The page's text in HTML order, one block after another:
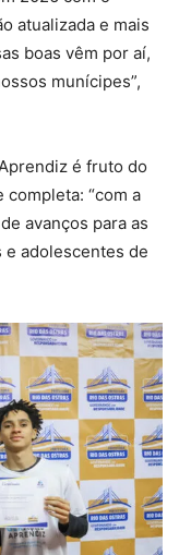
atualizada e mais
boas vêm por aí,
munícipes”,
é fruto do
“com a
avanços para as
e adolescentes de